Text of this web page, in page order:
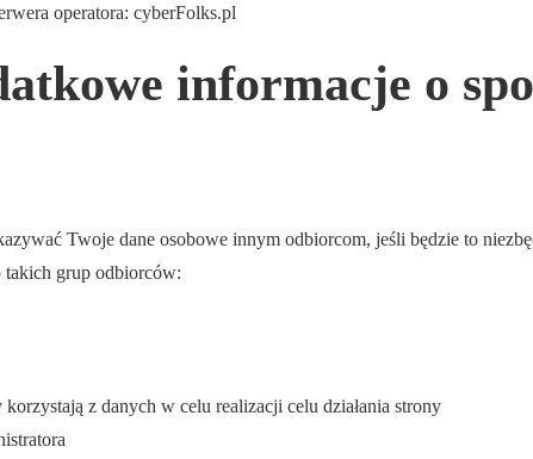
operatora: cyberFolks.pl
informacje o
Twoje dane osobowe innym odbiorcom, jeśli będzie to
grup odbiorców:
z danych w celu realizacji celu działania strony